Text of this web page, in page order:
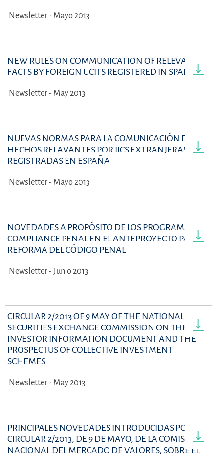
Newsletter - Mayo 2013
NEW RULES ON COMMUNICATION OF RELEVANT
FACTS BY FOREIGN UCITS REGISTERED IN SPAIN
Newsletter - May 2013
NUEVAS NORMAS PARA LA COMUNICACIÓN DE
HECHOS RELAVANTES POR IICS EXTRANJERAS
REGISTRADAS EN ESPAÑA
Newsletter - Mayo 2013
NOVEDADES A PROPÓSITO DE LOS PROGRAMAS DE
COMPLIANCE PENAL EN EL ANTEPROYECTO PARA LA
REFORMA DEL CÓDIGO PENAL
Newsletter - Junio 2013
CIRCULAR 2/2013 OF 9 MAY OF THE NATIONAL
SECURITIES EXCHANGE COMMISSION ON THE KEY
INVESTOR INFORMATION DOCUMENT AND THE
PROSPECTUS OF COLLECTIVE INVESTMENT
SCHEMES
Newsletter - May 2013
PRINCIPALES NOVEDADES INTRODUCIDAS POR LA
CIRCULAR 2/2013, DE 9 DE MAYO, DE LA COMISIÓN
NACIONAL DEL MERCADO DE VALORES, SOBRE EL